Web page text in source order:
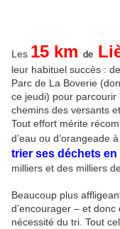
Les 15 km de
leur habituel succès :
Parc de La Boverie
ce jeudi) pour
chemins des versants
Tout effort mérite
d’eau ou d’orangeade
trier ses déchets
milliers et des milliers
Beaucoup plus
d’encourager – et
nécessité du tri. Tout